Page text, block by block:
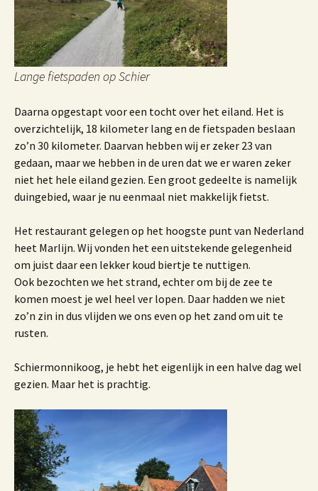
Lange fietspaden op Schier
Daarna opgestapt voor een tocht over het eiland. Het is
overzichtelijk, 18 kilometer lang en de fietspaden beslaan
zo’n 30 kilometer. Daarvan hebben wij er zeker 23 van
gedaan, maar we hebben in de uren dat we er waren zeker
niet het hele eiland gezien. Een groot gedeelte is namelijk
duingebied, waar je nu eenmaal niet makkelijk fietst.
Het restaurant gelegen op het hoogste punt van Nederland
heet Marlijn. Wij vonden het een uitstekende gelegenheid
om juist daar een lekker koud biertje te nuttigen.
Ook bezochten we het strand, echter om bij de zee te
komen moest je wel heel ver lopen. Daar hadden we niet
zo’n zin in dus vlijden we ons even op het zand om uit te
rusten.
Schiermonnikoog, je hebt het eigenlijk in een halve dag wel
gezien. Maar het is prachtig.